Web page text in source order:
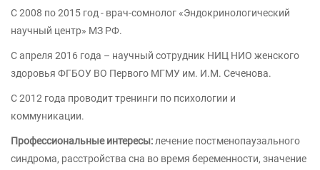
С 2008 по 2015 год - врач-сомнолог «Эндокринологический
научный центр» МЗ РФ.
С апреля 2016 года – научный сотрудник НИЦ НИО женского
здоровья ФГБОУ ВО Первого МГМУ им. И.М. Сеченова.
С 2012 года проводит тренинги по психологии и
коммуникации.
Профессиональные интересы: лечение постменопаузального
синдрома, расстройства сна во время беременности, значение